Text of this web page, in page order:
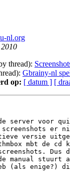
nl.org
thread):
Gbrainy-nl
op: [ datum ] [
server voor
er
versie
mbt de
Dus
manual
(als enige?)